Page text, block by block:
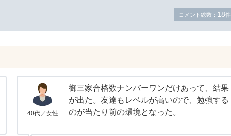
コメント総数： 18件
40代／女性
御三家合格数ナンバーワンだけあって、結果
が出た。友達もレベルが高いので、勉強する
のが当たり前の環境となった。